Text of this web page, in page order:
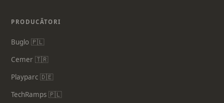
PRODUCĂTORI
Buglo 🇵🇱
Cemer 🇹🇷
Playparc 🇩🇪
TechRamps 🇵🇱